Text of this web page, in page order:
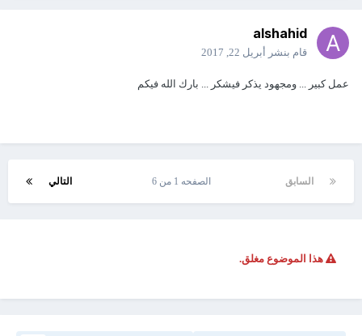
Unavailable
alshahid
قام بنشر أبريل 22, 2017
عمل كبير ... ومجهود يذكر فيشكر ... بارك الله فيكم
السابق التالي الصفحه 1 من 6
هذا الموضوع مغلق.